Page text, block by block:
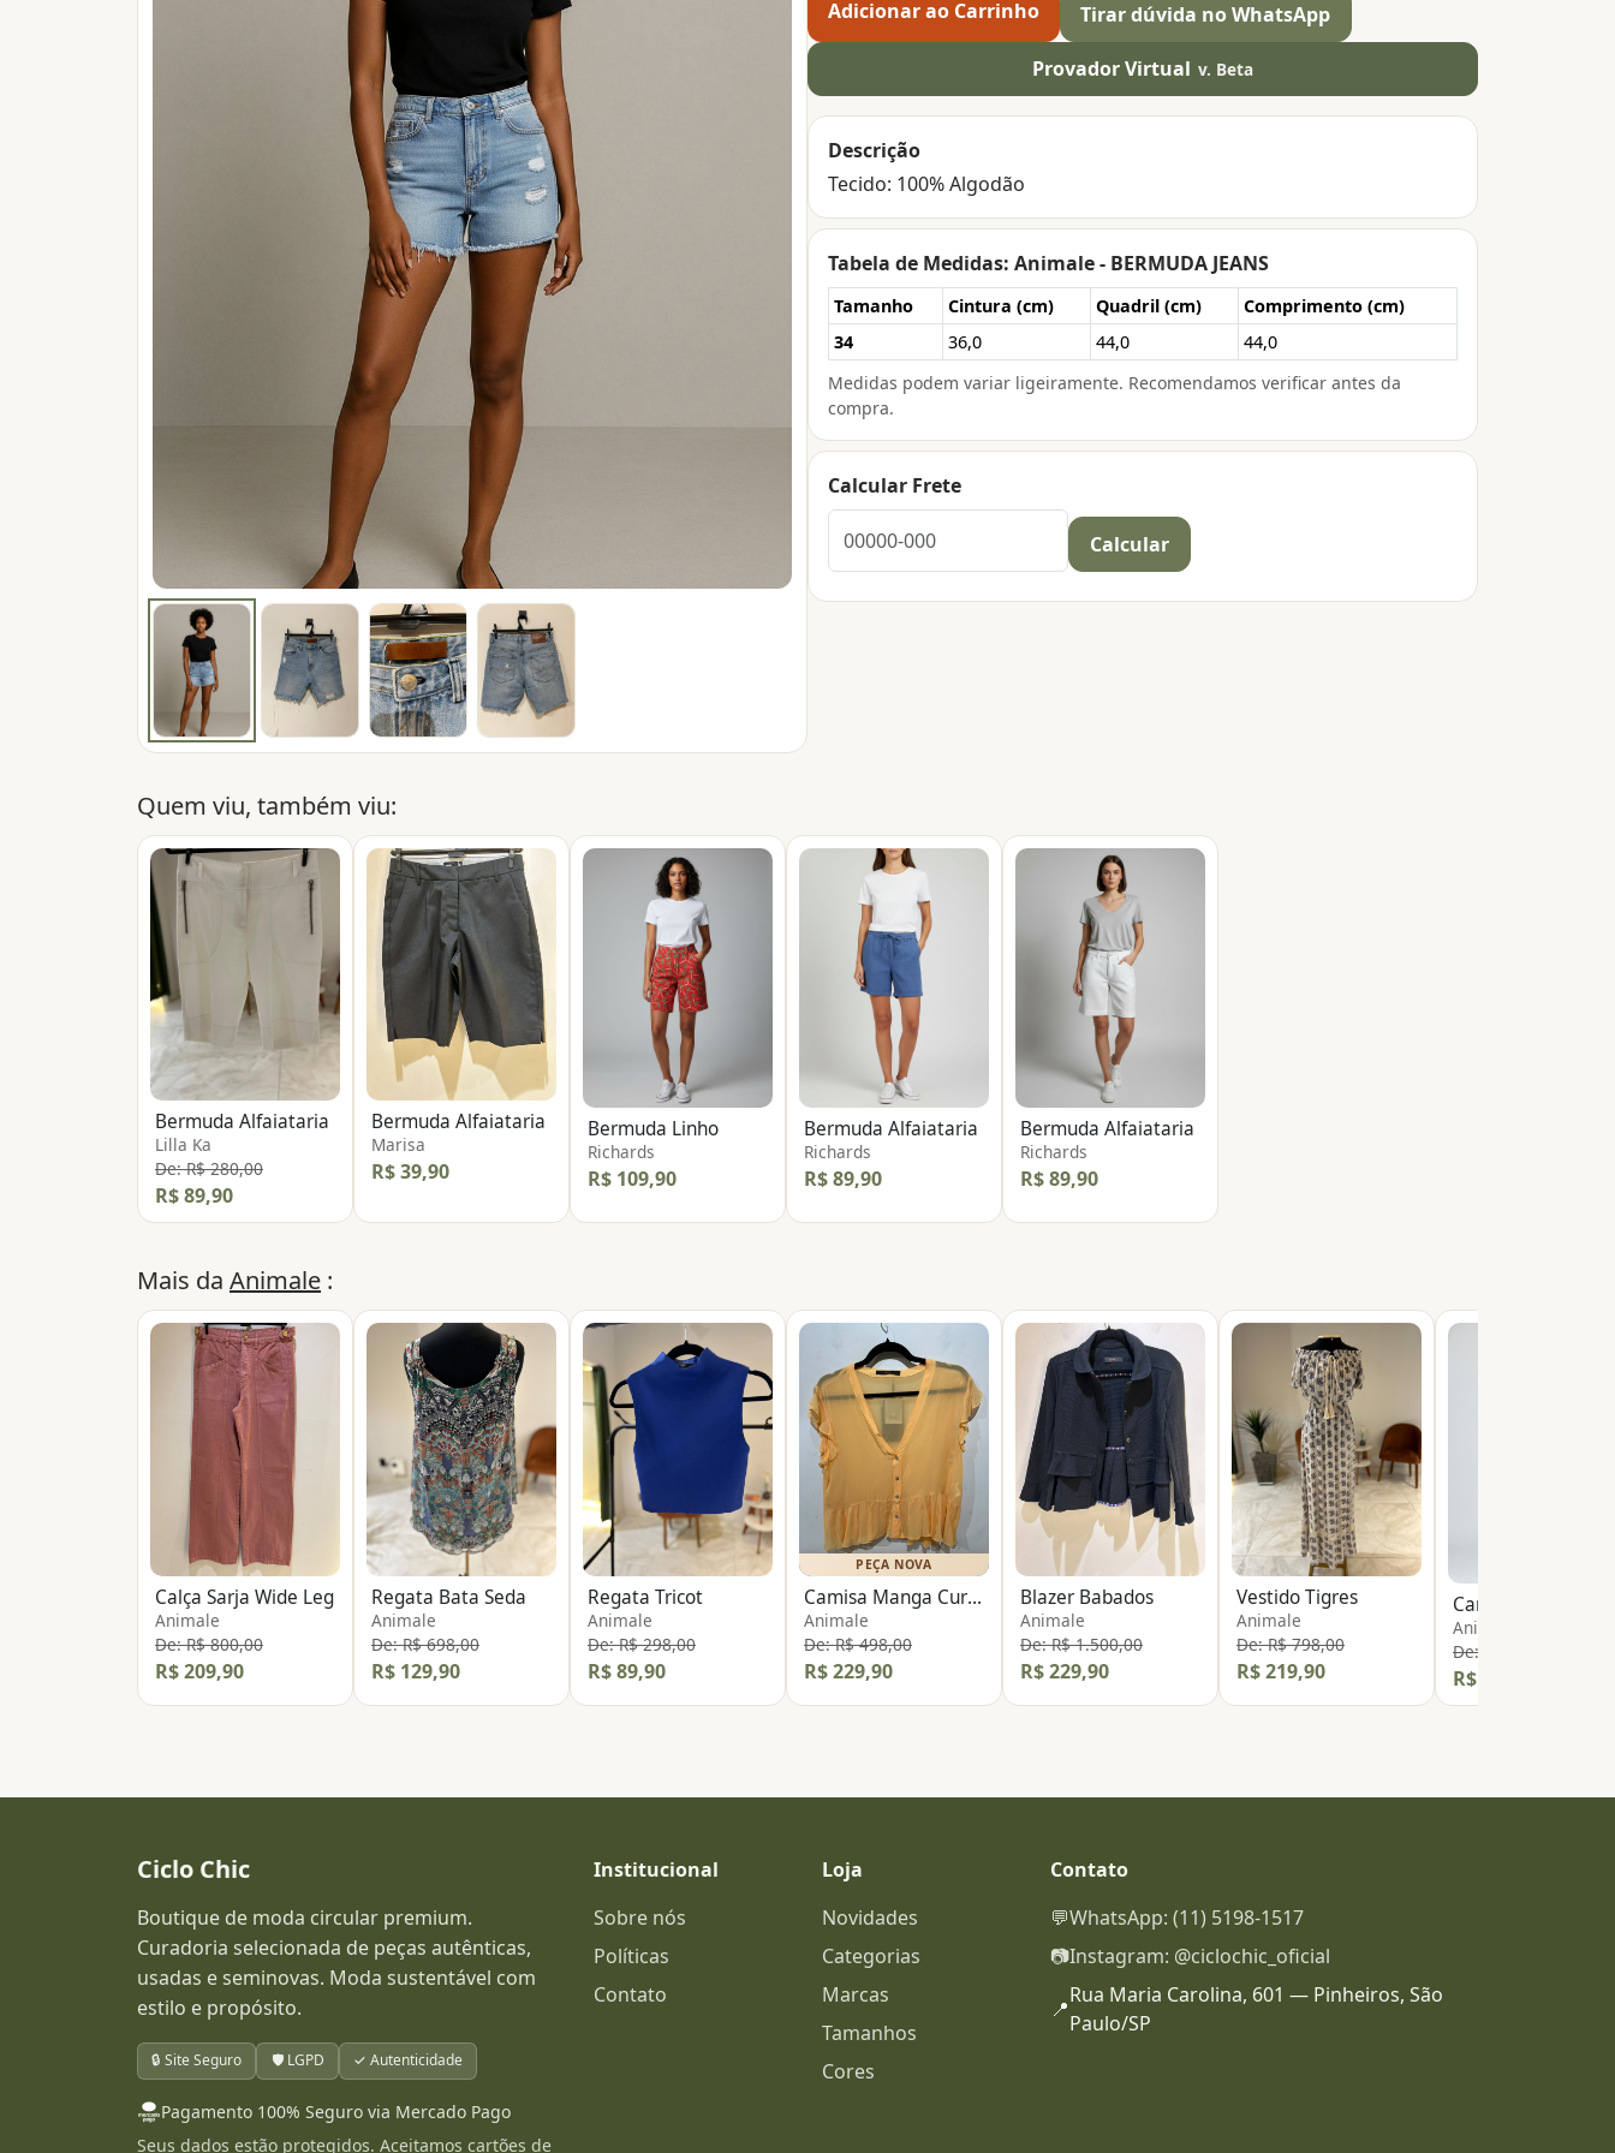
Adicionar ao Carrinho Tirar dúvida no WhatsApp
Provador Virtual v. Beta
Descrição
Tecido: 100% Algodão
Tabela de Medidas: Animale - BERMUDA JEANS
Tamanho Cintura (cm) Quadril (cm)
Comprimento (cm)
34
36,0 44,0
44,0
Medidas podem variar ligeiramente. Recomendamos verificar antes da
compra.
Calcular Frete
Calcular
Quem viu, também viu:
Bermuda Alfaiataria
Lilla Ka
De: R$ 280,00
R$ 89,90
Bermuda Alfaiataria
Marisa
R$ 39,90
Bermuda Linho
Richards
R$ 109,90
Bermuda Alfaiataria
Richards
R$ 89,90
Bermuda Alfaiataria
Richards
R$ 89,90
Mais da Animale :
Calça Sarja Wide Leg
Animale
De: R$ 800,00
R$ 209,90
Regata Bata Seda
Animale
De: R$ 698,00
R$ 129,90
Regata Tricot
Animale
De: R$ 298,00
R$ 89,90
PEÇA NOVA
Camisa Manga Curta Transparência
Animale
De: R$ 498,00
R$ 229,90
Blazer Babados
Animale
De: R$ 1.500,00
R$ 229,90
Vestido Tigres
Animale
De: R$ 798,00
R$ 219,90
Animale
De: R$ 798,00
R$ 219,90
Ciclo Chic
Boutique de moda circular premium.
Curadoria selecionada de peças autênticas,
usadas e seminovas. Moda sustentável com
estilo e propósito.
🔒 Site Seguro 🛡️ LGPD ✓ Autenticidade
Pagamento 100% Seguro via Mercado Pago
Seus dados estão protegidos. Aceitamos cartões de
Institucional
Sobre nós
Políticas
Contato
Loja
Novidades
Categorias
Marcas
Tamanhos
Cores
Contato
💬WhatsApp: (11) 5198-1517
📷Instagram: @ciclochic_oficial
📍
Rua Maria Carolina, 601 — Pinheiros, São
Paulo/SP